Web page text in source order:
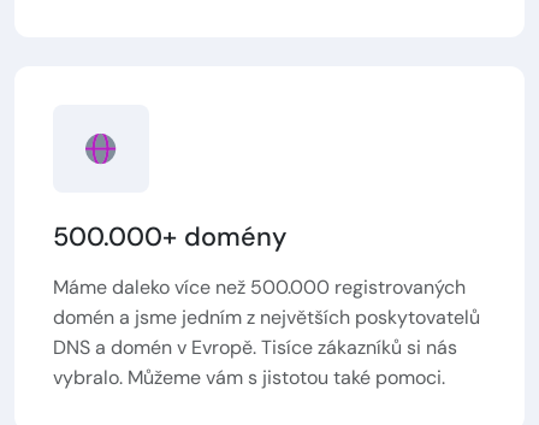
500.000+ domény
Máme daleko více než 500.000 registrovaných
domén a jsme jedním z největších poskytovatelů
DNS a domén v Evropě. Tisíce zákazníků si nás
vybralo. Můžeme vám s jistotou také pomoci.